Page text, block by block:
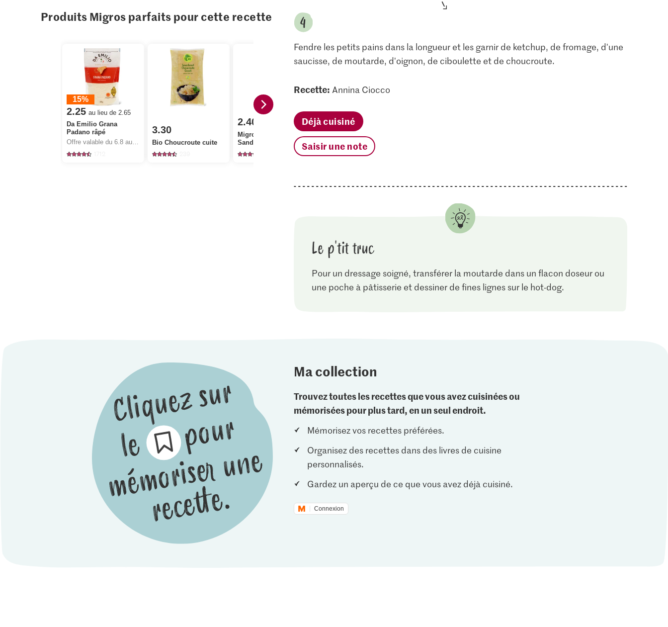
Produits Migros parfaits pour cette recette
15%
2.25 au lieu de 2.65
Da Emilio Grana
Padano râpé
Offre valable du 6.8 au 12.8.2026, jusqu’à épuisement du stock.
3.30
Bio Choucroute cuite
2.40
Migros IP-SUISSE
Sandwiches
1.80
M-Classic Saucisse de
1767
Fendre les petits pains dans la longueur et les garnir de ketchup, de fromage, d'une
saucisse, de moutarde, d'oignon, de ciboulette et de choucroute.
Recette: Annina Ciocco
Déjà cuisiné
Saisir une note
Le p'tit truc
Pour un dressage soigné, transférer la moutarde dans un flacon doseur ou
une poche à pâtisserie et dessiner de fines lignes sur le hot-dog.
Ma collection
Trouvez toutes les recettes que vous avez cuisinées ou
mémorisées pour plus tard, en un seul endroit.
Mémorisez vos recettes préférées.
Organisez des recettes dans des livres de cuisine
personnalisés.
Gardez un aperçu de ce que vous avez déjà cuisiné.
Connexion